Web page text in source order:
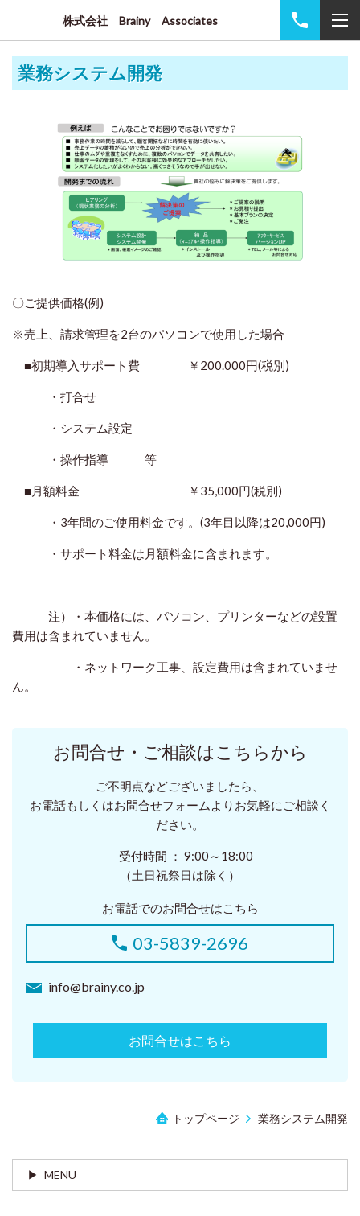
株式会社 Brainy Associates
業務システム開発
〇ご提供価格(例)
※売上、請求管理を2台のパソコンで使用した場合
■初期導入サポート費 ￥200.000円(税別)
・打合せ
・システム設定
・操作指導 等
■月額料金 ￥35,000円(税別)
・3年間のご使用料金です。(3年目以降は20,000円)
・サポート料金は月額料金に含まれます。
注）・本価格には、パソコン、プリンターなどの設置
費用は含まれていません。
・ネットワーク工事、設定費用は含まれていませ
ん。
お問合せ・ご相談はこちらから
ご不明点などございましたら、
お電話もしくはお問合せフォームよりお気軽にご相談く
ださい。
受付時間 ： 9:00～18:00
（土日祝祭日は除く）
お電話でのお問合せはこちら
03-5839-2696
info@brainy.co.jp
お問合せはこちら
トップページ 業務システム開発
MENU